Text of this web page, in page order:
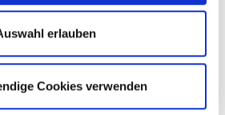
erlauben
Cookies verwenden